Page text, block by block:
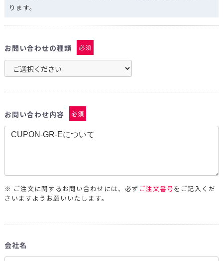
ります。
お問い合わせの種類 必須
お問い合わせ内容 必須
※ ご注文に関するお問い合わせには、必ず ご注文番号をご記入くだ
さいますようお願いいたします。
会社名